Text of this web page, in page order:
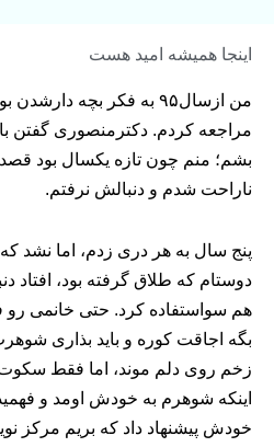
اینجا همیشه امید هست
مراجعه کردم. دکترمنصوری گفتن
بشم؛ منم چون تازه یکسال بود قصد
ناراحت شدم و دنبالش نرفتم.
پنج سال به هر دری زدم، اما نشد
دوستام که طلاق گرفته بود، افتاد
هم سواستفاده کرد. حتی خانمی رو
بگه اجاقت کوره و باید بذاری
زخم روی دلم موند، اما فقط
اینکه شوهرم به خودش اومد و فهمید
خودش پیشنهاد داد که بریم مرکز